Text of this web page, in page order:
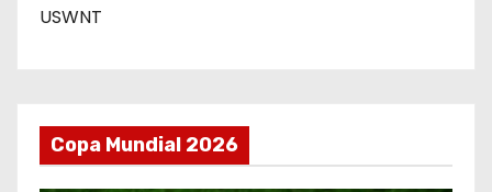
USWNT
Copa Mundial 2026